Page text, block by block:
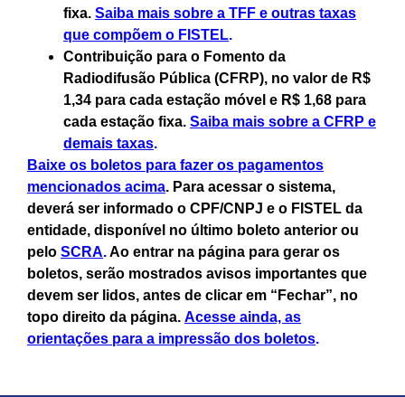
fixa. Saiba mais sobre a TFF e outras taxas
que compõem o FISTEL.
Contribuição para o Fomento da
Radiodifusão Pública (CFRP), no valor de R$
1,34 para cada estação móvel e R$ 1,68 para
cada estação fixa. Saiba mais sobre a CFRP e
demais taxas.
Baixe os boletos para fazer os pagamentos
mencionados acima. Para acessar o sistema,
deverá ser informado o CPF/CNPJ e o FISTEL da
entidade, disponível no último boleto anterior ou
pelo SCRA.Ao entrar na página para gerar os
boletos, serão mostrados avisos importantes que
devem ser lidos, antes de clicar em “Fechar”, no
topo direito da página. Acesse ainda, as
orientações para a impressão dos boletos.